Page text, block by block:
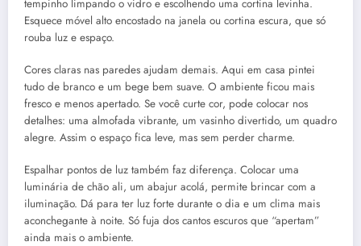
tempinho limpando o vidro e escolhendo uma cortina levinha.
Esquece móvel alto encostado na janela ou cortina escura, que só
rouba luz e espaço.
Cores claras nas paredes ajudam demais. Aqui em casa pintei
tudo de branco e um bege bem suave. O ambiente ficou mais
fresco e menos apertado. Se você curte cor, pode colocar nos
detalhes: uma almofada vibrante, um vasinho divertido, um quadro
alegre. Assim o espaço fica leve, mas sem perder charme.
Espalhar pontos de luz também faz diferença. Colocar uma
luminária de chão ali, um abajur acolá, permite brincar com a
iluminação. Dá para ter luz forte durante o dia e um clima mais
aconchegante à noite. Só fuja dos cantos escuros que “apertam”
ainda mais o ambiente.